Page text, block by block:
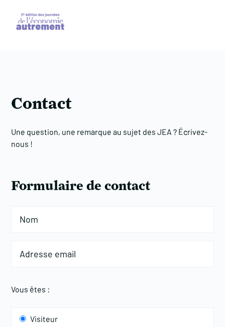
Contact
Une question, une remarque au sujet des JEA ? Écrivez-
nous !
Formulaire de contact
Vous êtes :
Visiteur